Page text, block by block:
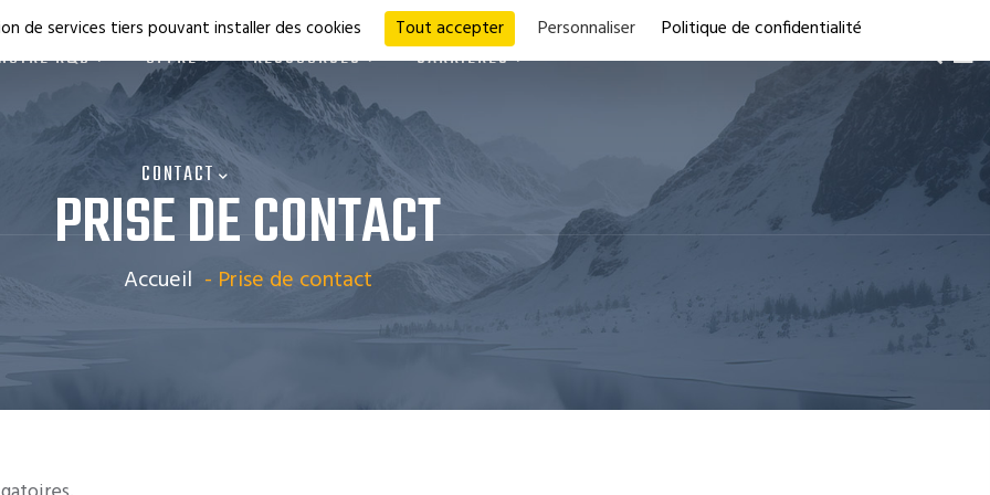
R&D OFFRE RESSOURCES CARRIÈRES
CONTACT
PRISE DE CONTACT
Accueil - Prise de contact
de services tiers pouvant installer des cookies Tout accepter Personnaliser Politique de confidentialité